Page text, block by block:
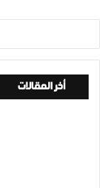
أخر المقالات